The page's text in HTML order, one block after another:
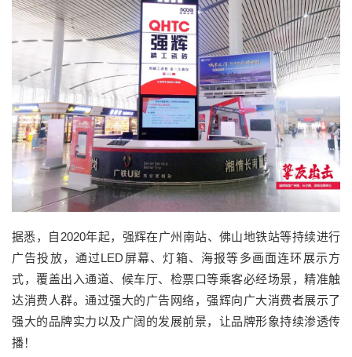
据悉，自2020年起，强辉在广州南站、佛山地铁站等持续进行
广告投放，通过LED屏幕、灯箱、海报等多画面连环展示方
式，覆盖出入通道、候车厅、检票口等乘客必经场景，精准触
达消费人群。通过强大的广告网络，强辉向广大消费者展示了
强大的品牌实力以及广阔的发展前景，让品牌形象持续渗透传
播！